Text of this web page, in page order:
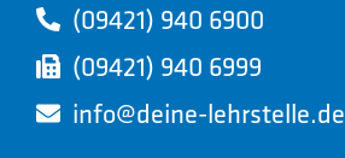
(09421) 940 6900
(09421) 940 6999
info@deine-lehrstelle.de